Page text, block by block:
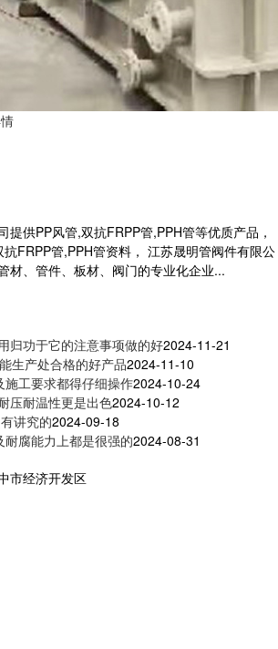
提供PP风管,双抗FRPP管,PPH管等优质产品，
FRPP管,PPH管资料， 江苏晟明管阀件有限公
材、管件、板材、阀门的专业化企业...
归功于它的注意事项做的好2024-11-21
生产处合格的好产品2024-11-10
施工要求都得仔细操作2024-10-24
压耐温性更是出色2024-10-12
讲究的2024-09-18
腐能力上都是很强的2024-08-31
市经济开发区